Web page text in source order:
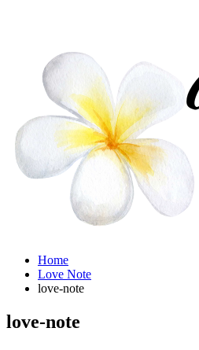
Home
Love Note
love-note
love-note